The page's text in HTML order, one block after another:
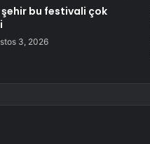
şehir bu festivali çok
3, 2026